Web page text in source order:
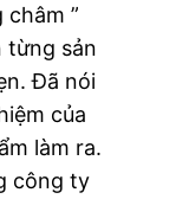
châm ”
từng sản
Đã nói
của
làm ra.
công ty